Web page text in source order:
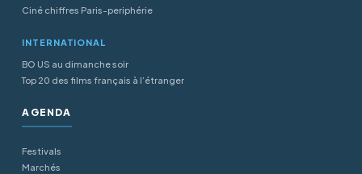
Ciné chiffres Paris-periphérie
INTERNATIONAL
BO US au dimanche soir
Top 20 des films français à l’étranger
AGENDA
Festivals
Marchés